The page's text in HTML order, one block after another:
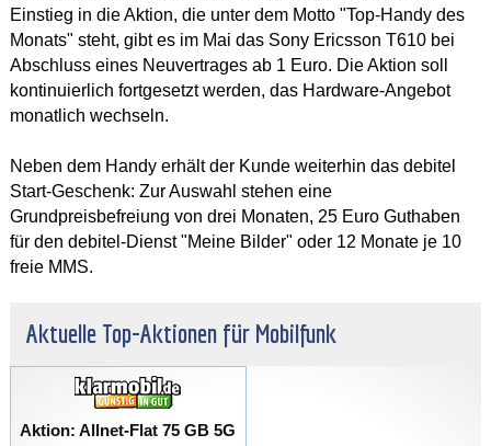
Einstieg in die Aktion, die unter dem Motto "Top-Handy des
Monats" steht, gibt es im Mai das Sony Ericsson T610 bei
Abschluss eines Neuvertrages ab 1 Euro. Die Aktion soll
kontinuierlich fortgesetzt werden, das Hardware-Angebot
monatlich wechseln.
Neben dem Handy erhält der Kunde weiterhin das debitel
Start-Geschenk: Zur Auswahl stehen eine
Grundpreisbefreiung von drei Monaten, 25 Euro Guthaben
für den debitel-Dienst "Meine Bilder" oder 12 Monate je 10
freie MMS.
Aktuelle Top-Aktionen für Mobilfunk
Aktion: Allnet-Flat 75 GB 5G